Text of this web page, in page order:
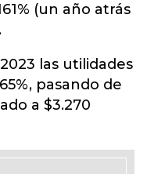
(un año atrás
las utilidades
pasando de
a $3.270